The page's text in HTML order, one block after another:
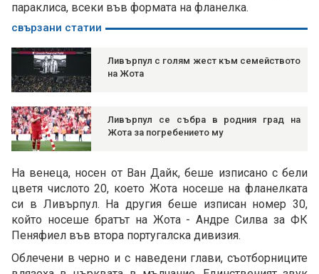
параклиса, всеки във формата на фланелка.
свързани статии
Ливърпул с голям жест към семейството
на Жота
Ливърпул се събра в родния град на
Жота за погребението му
На венеца, носен от Ван Дайк, беше изписано с бели
цветя числото 20, което Жота носеше на фланелката
си в Ливърпул. На другия беше изписан номер 30,
който носеше братът на Жота - Андре Силва за ФК
Пеняфиел във втора португалска дивизия.
Облечени в черно и с наведени глави, съотборниците